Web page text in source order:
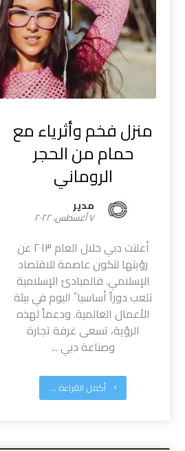
منزل فخم وأثرياء مع
حمام من الحجر
الروماني
مدیر
٧ أغسطس، ٢٠٢٢
أعلنت دبي خلال العام ٢٠١٣ عن
رؤيتها لتكون عاصمة للاقتصاد
الإسلامي. فالمبادئ الإسلامية
تلعب دوراً أساسيا ً اليوم في بيئة
الأعمال العالمية. ودعماً لهذه
الرؤية، تسعى غرفة تجارة
وصناعة دبي ...
أكمل القراءة ...